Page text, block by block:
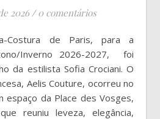
2026 / 0 comentários
Inverno 2026-2027, foi
da estilista Sofia Crociani. O
Aelis Couture, ocorreu no
espaço da Place des Vosges,
reuniu leveza, elegância,